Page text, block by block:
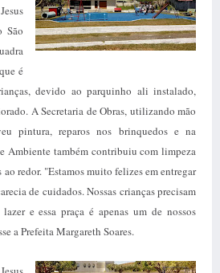
São
é
devido ao parquinho ali instalado,
A Secretaria de Obras, utilizando mão
pintura, reparos nos brinquedos e na
Ambiente também contribuiu com limpeza
redor. "Estamos muito felizes em entregar
de cuidados. Nossas crianças precisam
e essa praça é apenas um de nossos
a Prefeita Margareth Soares.